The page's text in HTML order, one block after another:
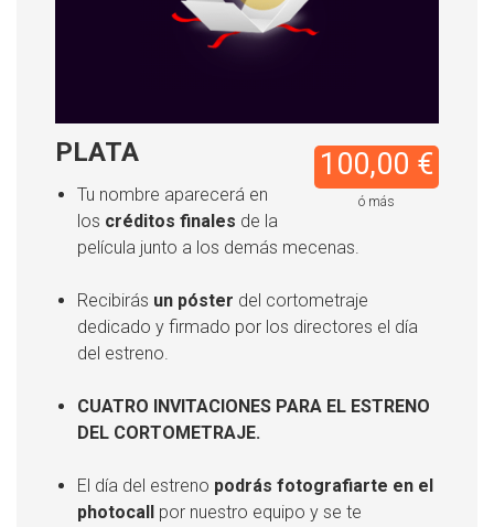
100,00 €
ó más
PLATA
Tu nombre aparecerá en
los créditos finales de la
película junto a los demás mecenas.
Recibirás un póster del cortometraje
dedicado y firmado por los directores el día
del estreno.
CUATRO INVITACIONES PARA EL ESTRENO
DEL CORTOMETRAJE.
El día del estreno podrás fotografiarte en el
photocall por nuestro equipo y se te